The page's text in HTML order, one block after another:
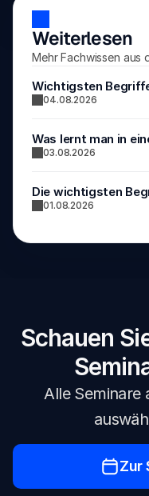
Weiterlesen
Mehr Fachwissen aus
Wichtigsten
04.08.2026
Was lernt man in
03.08.2026
Die wichtigsten
01.08.2026
Schauen
Alle Seminare
Zur